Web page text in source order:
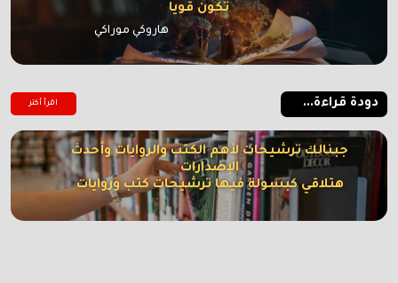
تكون قويا
هاروكي موراكي
دودة قراءة... اقرأ أكتر
جبنالك ترشيحات لأهم الكتب والروايات وأحدث
الإصدارات
هتلاقي كبسولة فيها ترشيحات كتب وروايات